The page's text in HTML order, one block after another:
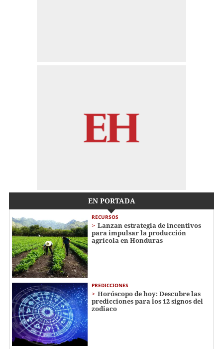
EN PORTADA
RECURSOS
Lanzan estrategia de incentivos
para impulsar la producción
agrícola en Honduras
PREDICCIONES
Horóscopo de hoy: Descubre las
predicciones para los 12 signos del
zodiaco